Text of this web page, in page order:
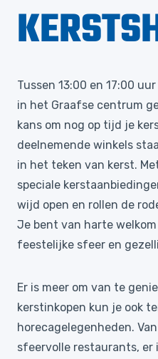
Tussen 13:00 en 17:00
in het Graafse centrum
kans om nog op tijd je
deelnemende winkels
in het teken van kerst.
speciale
wijd open en rollen de
Je bent van harte
feestelijke sfeer en
Er is meer om van te
kerstinkopen kun je ook
horecagelegenheden.
sfeervolle restaurants, er